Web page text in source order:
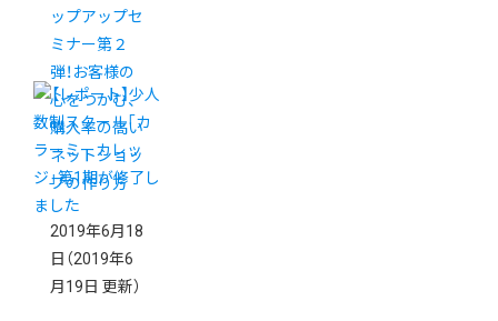
ップアップセ
ミナー第２
弾！お客様の
心をつかむ、
購入率の高い
ネットショッ
プの作り方
2019年6月18
日 （2019年6
月19日 更新）